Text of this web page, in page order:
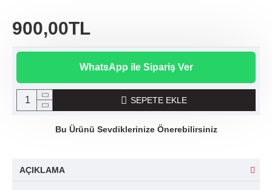
900,00TL
WhatsApp ile Sipariş Ver
SEPETE EKLE
Bu Ürünü Sevdiklerinize Önerebilirsiniz
AÇIKLAMA